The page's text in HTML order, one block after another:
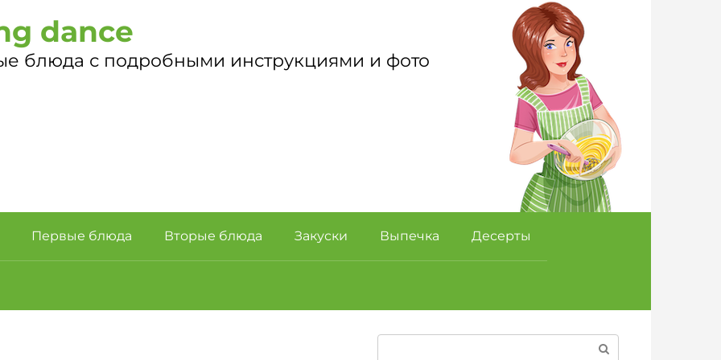
dance
блюда с подробными инструкциями и фото
Первые блюда Вторые блюда Закуски Выпечка Десерты